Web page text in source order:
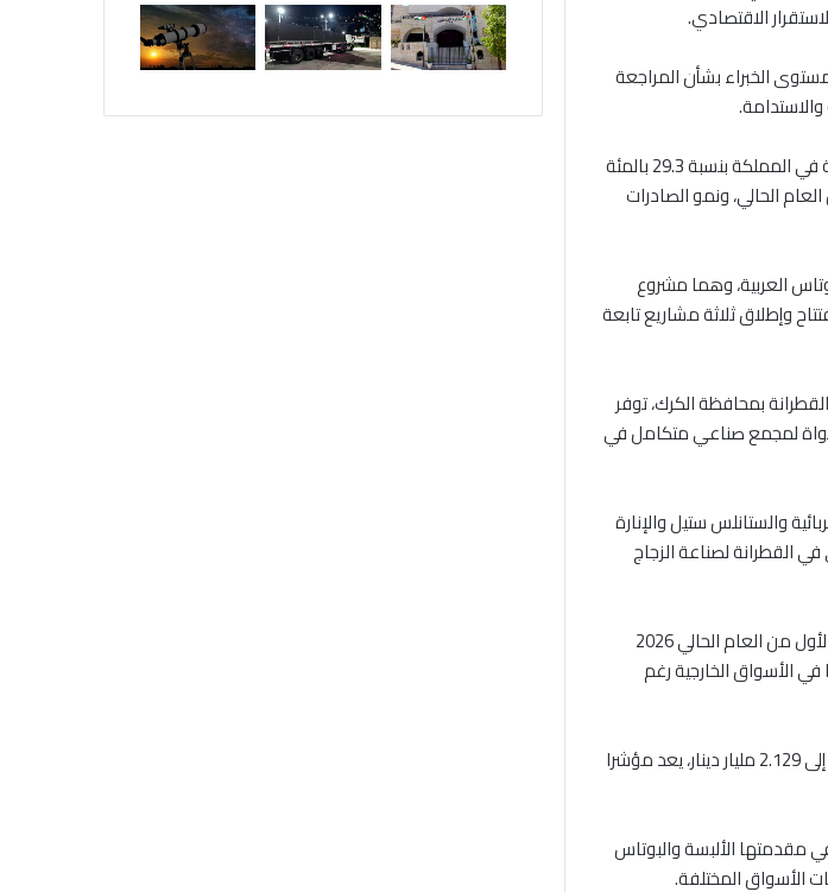
الاقتصادي.
الخبراء بشأن المراجعة
وأظهرت معطيات إحصائية أصدرتها دائرة الإحصاءات العامة، ارتفاع مساحات الأبنية المرخصة في المملكة بنسبة 29.3 بالمئة
إلى 16.1 بالمئة بالربع الأول من العام الحالي، ونمو الصادرات
العربية، وهما مشروع
وإطلاق ثلاثة مشاريع تابعة
في منطقة القطرانة بمحافظة الكرك، توفر
نواة لمجمع صناعي متكامل في
والستانلس ستيل والإنارة
وتعمل حاليا على استكمال إنشاء 3 مصانع أخرى في القطرانة لصناعة الزجاج
وقال وزير الصناعة والتجارة والتموين المهندس يعرب القضاة، إن نتائج التجارة الخارجية للربع الأول من العام الحالي 2026
الأسواق الخارجية رغم
وأضاف إن ارتفاع الصادرات الوطنية بنسبة 1.6 بالمئة خلال الربع الأول من العام الحالي لتصل إلى 2.129 مليار دينار، يعد مؤشرا
مقدمتها الألبسة والبوتاس
الأسواق المختلفة.